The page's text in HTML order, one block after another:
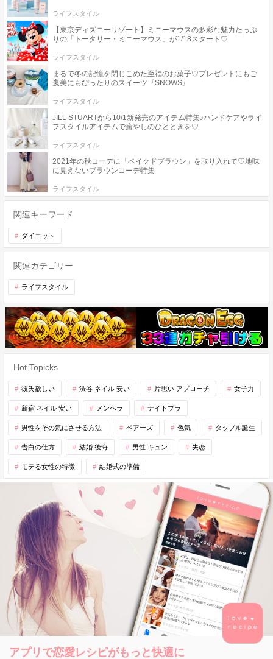
ライフスタイル
【東京ディズニーリゾート】ミニーマウスの多彩な魅力たっぷ
りの「トータリー・ミニーマウス」が1/18スタート♡
ライフスタイル
まるで冬の記憶を閉じこめた至福のお菓子♡プレゼントにもご
褒美にもぴったりのスイーツ『SNOWS』
ライフスタイル
JILL STUARTから10/1新発売のアイテム特集♪ハンドケアやライ
フスタイルアイテムで癒やしのひとときを♡
ライフスタイル
2021年の秋コーデに「ベイクドブラウン」を取り入れて♡地味
に見えないブラウンコーデ特集
ライフスタイル
関連キーワード
ダイエット
関連カテゴリー
ライフスタイル
Hot Topicks
彼氏欲しい 渋谷 ネイル 安い 片思い アプローチ 女子力
新宿 ネイル 安い メンヘラ ナイトブラ
男性をその気にさせる方法 ペアーズ 色気 タップル誕生
告白の仕方 結婚 後悔 男性 キュン 失恋
モテる女性の特徴 結婚式の準備
アプリで恋愛レシピがもっと快適に